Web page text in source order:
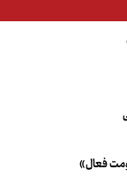
فعال»